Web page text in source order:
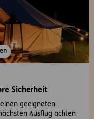
Sicherheit
geeigneten
Ausflug achten